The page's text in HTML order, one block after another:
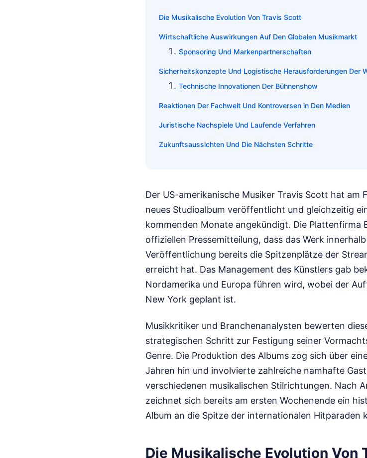
Die Musikalische Evolution Von Travis Scott
Wirtschaftliche Auswirkungen Auf Den Globalen Musikmarkt
Sponsoring Und Markenpartnerschaften
Sicherheitskonzepte Und Logistische Herausforderungen Der
Technische Innovationen Der Bühnenshow
Reaktionen Der Fachwelt Und Kontroversen in Den Medien
Juristische Nachspiele Und Laufende Verfahren
Zukunftsaussichten Und Die Nächsten Schritte
Der US-amerikanische Musiker Travis Scott hat
neues Studioalbum veröffentlicht und gleichzeitig
kommenden Monate angekündigt. Die Plattenfirma
offiziellen Pressemitteilung, dass das Werk
Veröffentlichung bereits die Spitzenplätze der
erreicht hat. Das Management des Künstlers gab
Nordamerika und Europa führen wird, wobei der
New York geplant ist.
Musikkritiker und Branchenanalysten bewerten
strategischen Schritt zur Festigung seiner
Genre. Die Produktion des Albums zog sich über
Jahren hin und involvierte zahlreiche namhafte
verschiedenen musikalischen Stilrichtungen. Nach
zeichnet sich bereits am ersten Wochenende ein
Album an die Spitze der internationalen Hitparaden
Die Musikalische Evolution Von